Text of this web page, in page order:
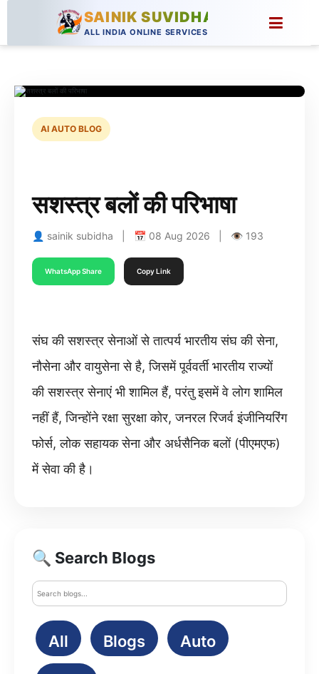
SAINIK SUVIDHA
ALL INDIA ONLINE SERVICES
AI AUTO BLOG
सशस्त्र बलों की परिभाषा
👤 sainik subidha | 📅 08 Aug 2026 | 👁 193
WhatsApp Share Copy Link
संघ की सशस्त्र सेनाओं से तात्पर्य भारतीय संघ की सेना,
नौसेना और वायुसेना से है, जिसमें पूर्ववर्ती भारतीय राज्यों
की सशस्त्र सेनाएं भी शामिल हैं, परंतु इसमें वे लोग शामिल
नहीं हैं, जिन्होंने रक्षा सुरक्षा कोर, जनरल रिजर्व इंजीनियरिंग
फोर्स, लोक सहायक सेना और अर्धसैनिक बलों (पीएमएफ)
में सेवा की है।
🔍 Search Blogs
All Blogs Auto